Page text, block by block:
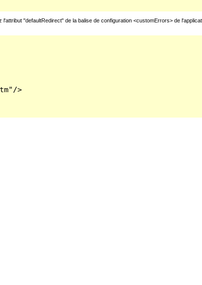
"defaultRedirect" de la balise de configuration <customErrors> de
>